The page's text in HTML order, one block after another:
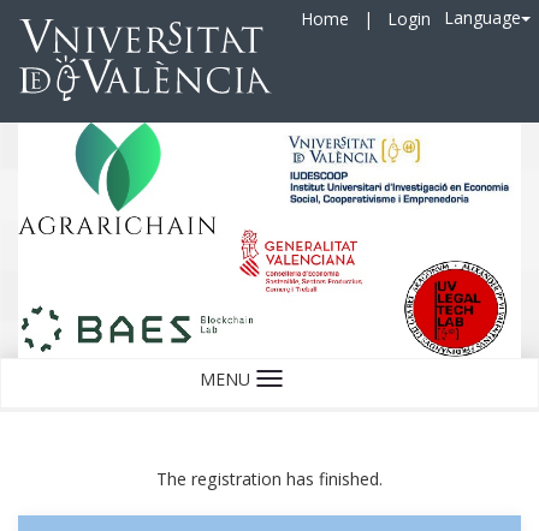
Home | Login Language
MENU Language
The registration has finished.